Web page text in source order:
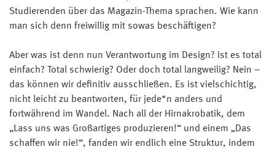
Studierenden über das Magazin-Thema sprachen. Wie kann
man sich denn freiwillig mit sowas beschäftigen?
Aber was ist denn nun Verantwortung im Design? Ist es total
einfach? Total schwierig? Oder doch total langweilig? Nein –
das können wir definitiv ausschließen. Es ist vielschichtig,
nicht leicht zu beantworten, für jede*n anders und
fortwährend im Wandel. Nach all der Hirnakrobatik, dem
„Lass uns was Großartiges produzieren!“ und einem „Das
schaffen wir nie!“, fanden wir endlich eine Struktur, indem